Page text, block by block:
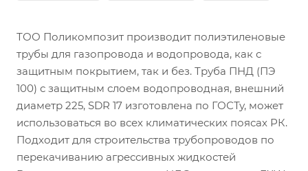
ТОО Поликомпозит производит полиэтиленовые
трубы для газопровода и водопровода, как с
защитным покрытием, так и без. Труба ПНД (ПЭ
100) с защитным слоем водопроводная, внешний
диаметр 225, SDR 17 изготовлена по ГОСТу, может
использоваться во всех климатических поясах РК.
Подходит для строительства трубопроводов по
перекачиванию агрессивных жидкостей